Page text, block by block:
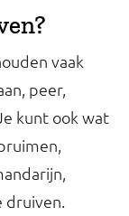
vaak
peer,
kunt ook wat
druiven.